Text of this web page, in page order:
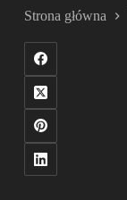
Strona główna